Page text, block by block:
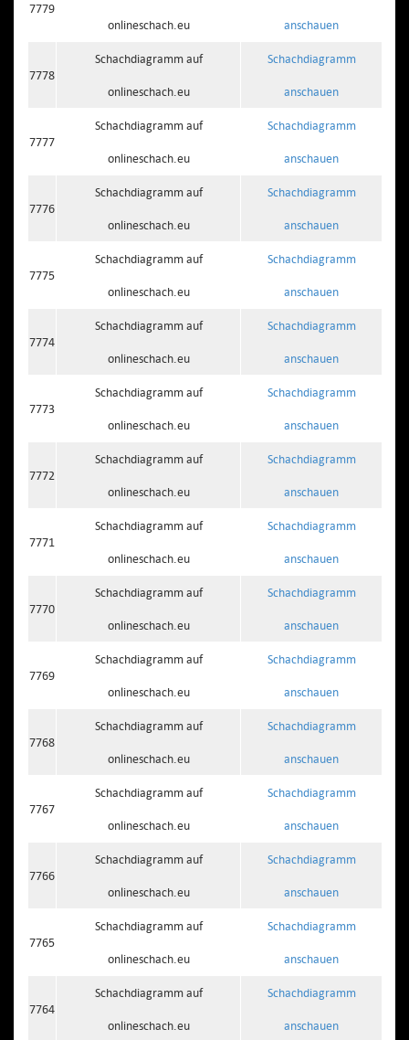
7779
onlineschach.eu anschauen
7778
Schachdiagramm auf
onlineschach.eu
Schachdiagramm
anschauen
7777
Schachdiagramm auf
onlineschach.eu
Schachdiagramm
anschauen
7776
Schachdiagramm auf
onlineschach.eu
Schachdiagramm
anschauen
7775
Schachdiagramm auf
onlineschach.eu
Schachdiagramm
anschauen
7774
Schachdiagramm auf
onlineschach.eu
Schachdiagramm
anschauen
7773
Schachdiagramm auf
onlineschach.eu
Schachdiagramm
anschauen
7772
Schachdiagramm auf
onlineschach.eu
Schachdiagramm
anschauen
7771
Schachdiagramm auf
onlineschach.eu
Schachdiagramm
anschauen
7770
Schachdiagramm auf
onlineschach.eu
Schachdiagramm
anschauen
7769
Schachdiagramm auf
onlineschach.eu
Schachdiagramm
anschauen
7768
Schachdiagramm auf
onlineschach.eu
Schachdiagramm
anschauen
7767
Schachdiagramm auf
onlineschach.eu
Schachdiagramm
anschauen
7766
Schachdiagramm auf
onlineschach.eu
Schachdiagramm
anschauen
7765
Schachdiagramm auf
onlineschach.eu
Schachdiagramm
anschauen
7764
Schachdiagramm auf
onlineschach.eu
Schachdiagramm
anschauen